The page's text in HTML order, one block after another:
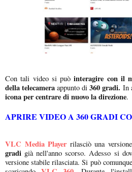
Con tali video si puòinteragire con il
della telecamera appunto di360 gradi. In
icona per centrare di nuovo la direzione.
APRIRE VIDEO A 360 GRADI
VLC Media Playerrilasciò una
gradi già nell'anno scorso. Adesso si
versione stabile rilasciata. Si può